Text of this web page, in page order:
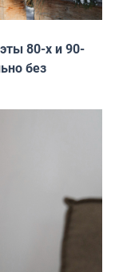
80-х и 90-
без